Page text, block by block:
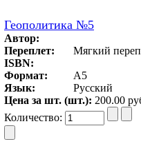
Геополитика №5
Автор:
Переплет:
Мягкий
ISBN:
Формат:
A5
Язык:
Русский
Цена за шт. (шт.): 200.00
Количество: